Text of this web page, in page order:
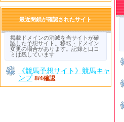
最近閉鎖が確認されたサイト
掲載ドメインの消滅を当サイトが確
認した予想サイト。移転・ドメイン
変更の場合があります。記録と口コ
ミは残しています
《競馬予想サイト》競馬キャ
ンプ 8/4確認